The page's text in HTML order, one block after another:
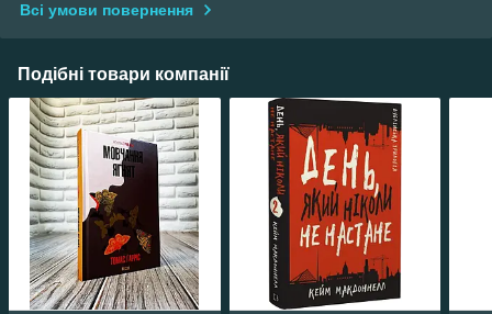
Всі умови повернення
Подібні товари компанії